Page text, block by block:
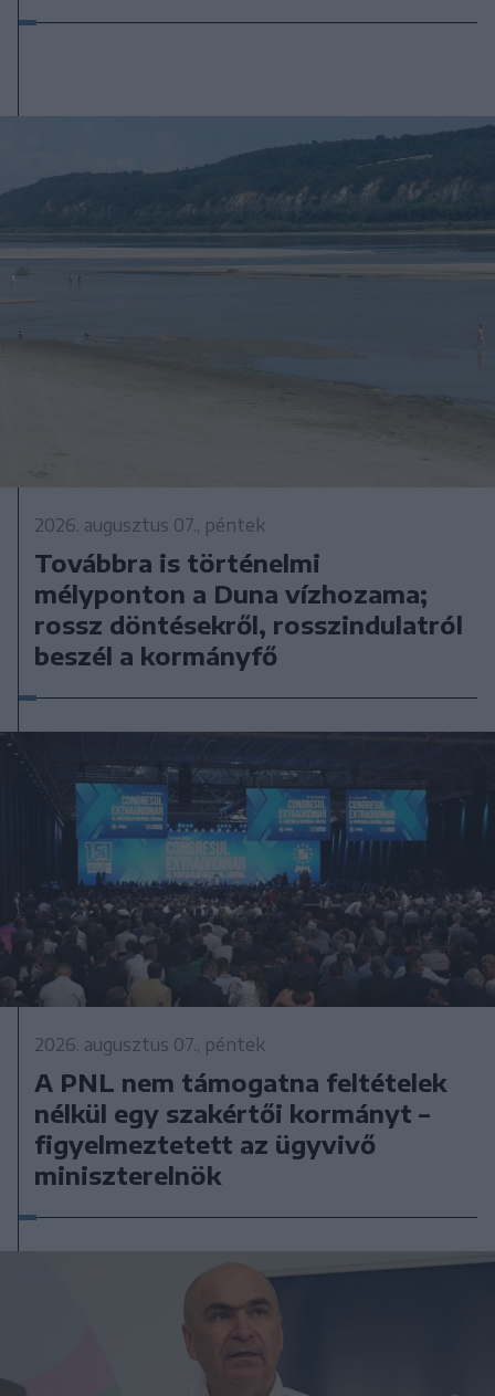
2026. augusztus 07., péntek
Továbbra is történelmi
mélyponton a Duna vízhozama;
rossz döntésekről, rosszindulatról
beszél a kormányfő
2026. augusztus 07., péntek
A PNL nem támogatna feltételek
nélkül egy szakértői kormányt –
figyelmeztetett az ügyvivő
miniszterelnök